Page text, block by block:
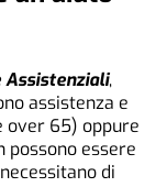
Assistenziali,
assistenza e
over 65) oppure
possono essere
di